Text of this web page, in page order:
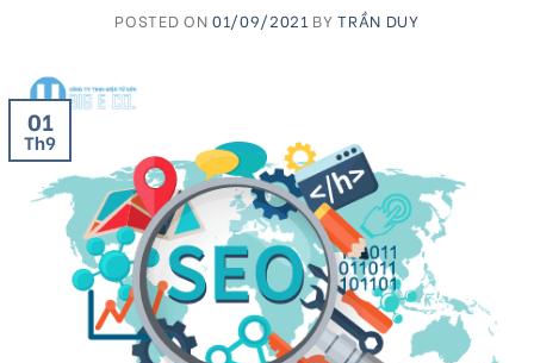
POSTED ON 01/09/2021 BYTRẦN DUY
01
Th9